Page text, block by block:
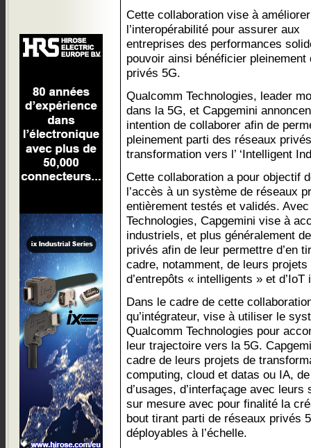
Cette collaboration vise à améliorer
l’interopérabilité pour assurer aux
entreprises des performances
pouvoir ainsi bénéficier
privés 5G.
Qualcomm Technologies, leader
dans la 5G, et Capgemini
intention de collaborer afin de
pleinement parti des réseaux
transformation vers l’ ‘Intelligent
Cette collaboration a pour objectif
l’accès à un système de réseaux
entièrement testés et validés. Avec
Technologies, Capgemini vise à
industriels, et plus généralement
privés afin de leur permettre d’en
cadre, notamment, de leurs
d’entrepôts « intelligents » et d’IoT
Dans le cadre de cette
qu’intégrateur, vise à utiliser le
Qualcomm Technologies pour
leur trajectoire vers la 5G.
cadre de leurs projets de
computing, cloud et datas ou IA,
d’usages, d’interfaçage avec
sur mesure avec pour finalité la
bout tirant parti de réseaux privés
déployables à l’échelle.